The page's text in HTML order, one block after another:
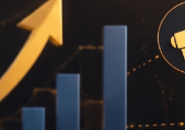
Pendapatan
Affiliate
Dagangan?
Ini